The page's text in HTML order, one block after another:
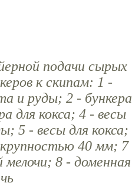
подачи сырых
к скипам: 1 -
и руды; 2 - бункера
для кокса; 4 - весы
5 - весы для кокса;
крупностью 40 мм; 7
мелочи; 8 - доменная